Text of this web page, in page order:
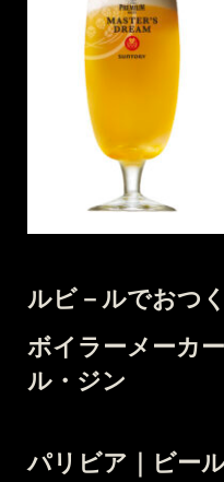
ビ－ル
ルビ－ルでおつ
ボイラーメーカ
ル・ジン
ミチュラ
パリビア｜ビー